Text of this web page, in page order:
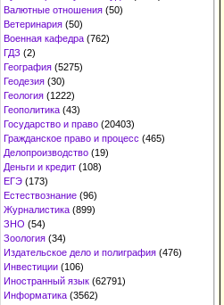
Валютные отношения (50)
Ветеринария (50)
Военная кафедра (762)
ГДЗ (2)
География (5275)
Геодезия (30)
Геология (1222)
Геополитика (43)
Государство и право (20403)
Гражданское право и процесс (465)
Делопроизводство (19)
Деньги и кредит (108)
ЕГЭ (173)
Естествознание (96)
Журналистика (899)
ЗНО (54)
Зоология (34)
Издательское дело и полиграфия (476)
Инвестиции (106)
Иностранный язык (62791)
Информатика (3562)